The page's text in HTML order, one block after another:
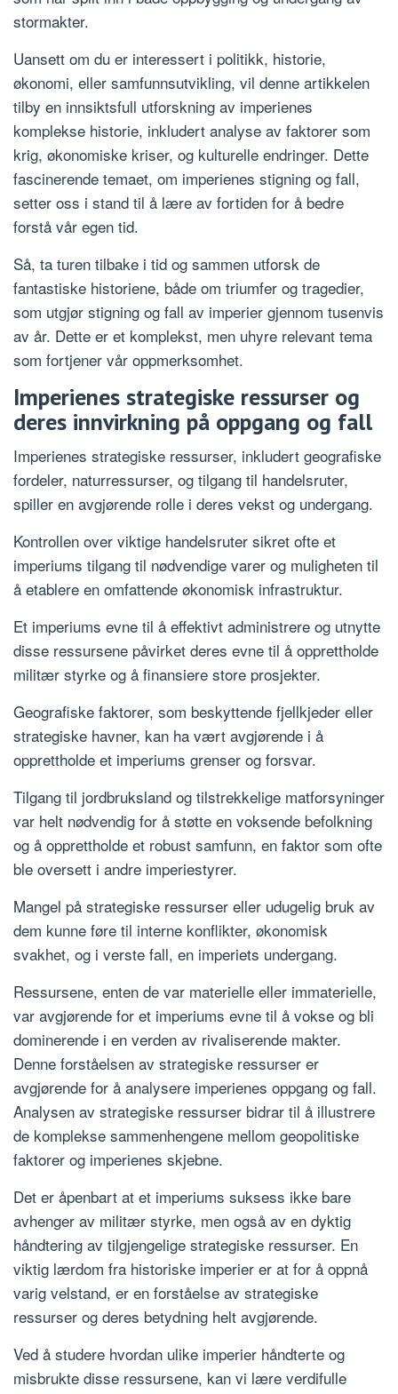
stormakter.
Uansett om du er interessert i politikk, historie,
økonomi, eller samfunnsutvikling, vil denne artikkelen
tilby en innsiktsfull utforskning av imperienes
komplekse historie, inkludert analyse av faktorer som
krig, økonomiske kriser, og kulturelle endringer. Dette
fascinerende temaet, om imperienes stigning og fall,
setter oss i stand til å lære av fortiden for å bedre
forstå vår egen tid.
Så, ta turen tilbake i tid og sammen utforsk de
fantastiske historiene, både om triumfer og tragedier,
som utgjør stigning og fall av imperier gjennom tusenvis
av år. Dette er et komplekst, men uhyre relevant tema
som fortjener vår oppmerksomhet.
Imperienes strategiske ressurser og
deres innvirkning på oppgang og fall
Imperienes strategiske ressurser, inkludert geografiske
fordeler, naturressurser, og tilgang til handelsruter,
spiller en avgjørende rolle i deres vekst og undergang.
Kontrollen over viktige handelsruter sikret ofte et
imperiums tilgang til nødvendige varer og muligheten til
å etablere en omfattende økonomisk infrastruktur.
Et imperiums evne til å effektivt administrere og utnytte
disse ressursene påvirket deres evne til å opprettholde
militær styrke og å finansiere store prosjekter.
Geografiske faktorer, som beskyttende fjellkjeder eller
strategiske havner, kan ha vært avgjørende i å
opprettholde et imperiums grenser og forsvar.
Tilgang til jordbruksland og tilstrekkelige matforsyninger
var helt nødvendig for å støtte en voksende befolkning
og å opprettholde et robust samfunn, en faktor som ofte
ble oversett i andre imperiestyrer.
Mangel på strategiske ressurser eller udugelig bruk av
dem kunne føre til interne konflikter, økonomisk
svakhet, og i verste fall, en imperiets undergang.
Ressursene, enten de var materielle eller immaterielle,
var avgjørende for et imperiums evne til å vokse og bli
dominerende i en verden av rivaliserende makter.
Denne forståelsen av strategiske ressurser er
avgjørende for å analysere imperienes oppgang og fall.
Analysen av strategiske ressurser bidrar til å illustrere
de komplekse sammenhengene mellom geopolitiske
faktorer og imperienes skjebne.
Det er åpenbart at et imperiums suksess ikke bare
avhenger av militær styrke, men også av en dyktig
håndtering av tilgjengelige strategiske ressurser. En
viktig lærdom fra historiske imperier er at for å oppnå
varig velstand, er en forståelse av strategiske
ressurser og deres betydning helt avgjørende.
Ved å studere hvordan ulike imperier håndterte og
misbrukte disse ressursene, kan vi lære verdifulle